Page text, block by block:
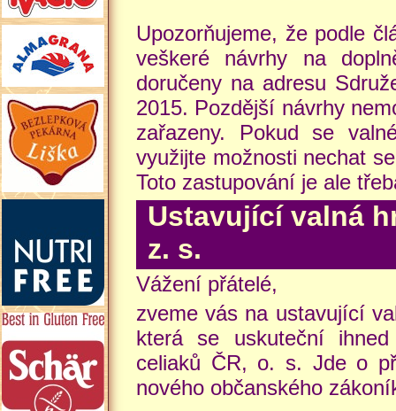
Upozorňujeme, že podle
veškeré návrhy na
doručeny na adresu
2015. Pozdější návrhy
zařazeny. Pokud se
využijte možnosti nechat
Toto zastupování je ale
Ustavující valná
z. s.
Vážení přátelé,
zveme vás na ustavující
která se uskuteční
celiaků ČR, o. s. Jde o
nového občanského